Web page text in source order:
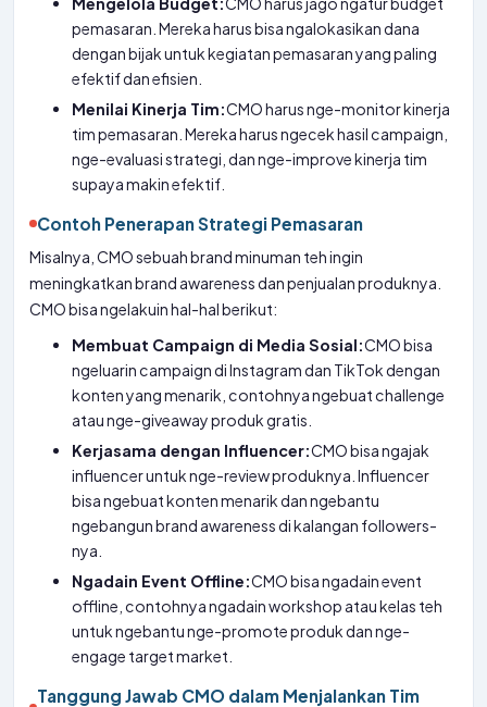
pemasaran. Mereka harus bisa ngalokasikan dana
dengan bijak untuk kegiatan pemasaran yang paling
efektif dan efisien.
Menilai Kinerja Tim:CMO harus nge-monitor kinerja
tim pemasaran. Mereka harus ngecek hasil campaign,
nge-evaluasi strategi, dan nge-improve kinerja tim
supaya makin efektif.
Contoh Penerapan Strategi Pemasaran
Misalnya, CMO sebuah brand minuman teh ingin
meningkatkan brand awareness dan penjualan produknya.
CMO bisa ngelakuin hal-hal berikut:
Membuat Campaign di Media Sosial:CMO bisa
ngeluarin campaign di Instagram dan TikTok dengan
konten yang menarik, contohnya ngebuat challenge
atau nge-giveaway produk gratis.
Kerjasama dengan Influencer:CMO bisa ngajak
influencer untuk nge-review produknya. Influencer
bisa ngebuat konten menarik dan ngebantu
ngebangun brand awareness di kalangan followers-
nya.
Ngadain Event Offline:CMO bisa ngadain event
offline, contohnya ngadain workshop atau kelas teh
untuk ngebantu nge-promote produk dan nge-
engage target market.
Tanggung Jawab CMO dalam Menjalankan Tim